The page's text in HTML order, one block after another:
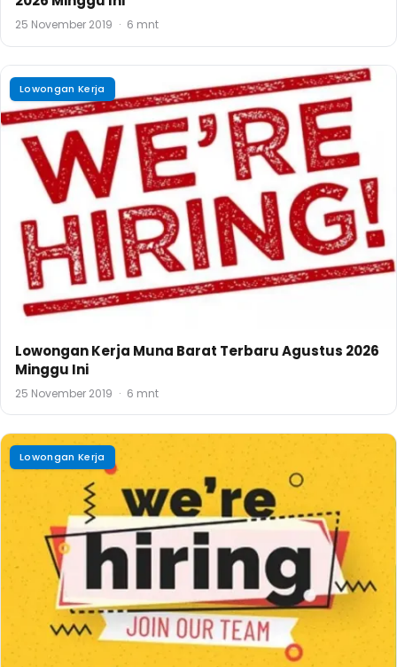
25 November 2019 · 6 mnt
Lowongan Kerja
Lowongan Kerja Muna Barat Terbaru Agustus 2026
Minggu Ini
25 November 2019 · 6 mnt
Lowongan Kerja